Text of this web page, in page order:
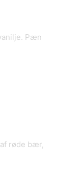
Pæn
røde bær,